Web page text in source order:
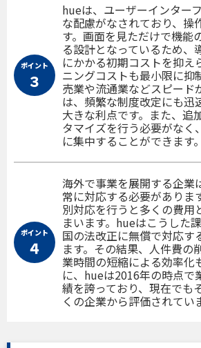
ポイント
３
hueは、ユーザーインター
な配慮がなされており、操
す。画面を見ただけで機能
る設計となっているため、
にかかる初期コストを抑え
ニングコストも最小限に抑
売業や流通業などスピード
は、頻繁な制度改定にも迅
大きな利点です。また、追
タマイズを行う必要がなく
に集中することができます。
ポイント
４
海外で事業を展開する企業
常に対応する必要がありま
別対応を行うと多くの費用
まいます。hueはこうした
国の法改正に無償で対応す
ます。その結果、人件費の
業時間の短縮による効率化
に、hueは2016年の時点で
績を誇っており、現在でも
くの企業から評価されてい